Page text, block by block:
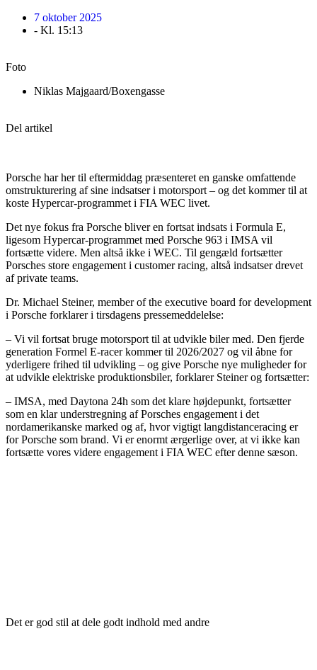
7 oktober 2025
- Kl. 15:13
Foto
Niklas Majgaard/Boxengasse
Del artikel
Porsche har her til eftermiddag præsenteret en ganske omfattende
omstrukturering af sine indsatser i motorsport – og det kommer til at
koste Hypercar-programmet i FIA WEC livet.
Det nye fokus fra Porsche bliver en fortsat indsats i Formula E,
ligesom Hypercar-programmet med Porsche 963 i IMSA vil
fortsætte videre. Men altså ikke i WEC. Til gengæld fortsætter
Porsches store engagement i customer racing, altså indsatser drevet
af private teams.
Dr. Michael Steiner, member of the executive board for development
i Porsche forklarer i tirsdagens pressemeddelelse:
– Vi vil fortsat bruge motorsport til at udvikle biler med. Den fjerde
generation Formel E-racer kommer til 2026/2027 og vil åbne for
yderligere frihed til udvikling – og give Porsche nye muligheder for
at udvikle elektriske produktionsbiler, forklarer Steiner og fortsætter:
– IMSA, med Daytona 24h som det klare højdepunkt, fortsætter
som en klar understregning af Porsches engagement i det
nordamerikanske marked og af, hvor vigtigt langdistanceracing er
for Porsche som brand. Vi er enormt ærgerlige over, at vi ikke kan
fortsætte vores videre engagement i FIA WEC efter denne sæson.
Det er god stil at dele godt indhold med andre